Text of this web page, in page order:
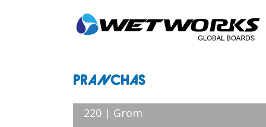
PRANCHAS
220 | Grom